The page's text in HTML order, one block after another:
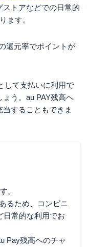
トアなどでの日常的
ます。
還元率でポイントが
して支払いに利用で
う。au PAY残高へ
することもできま
。
るため、コンビニ
日常的な利用でお
Pay残高へのチャ